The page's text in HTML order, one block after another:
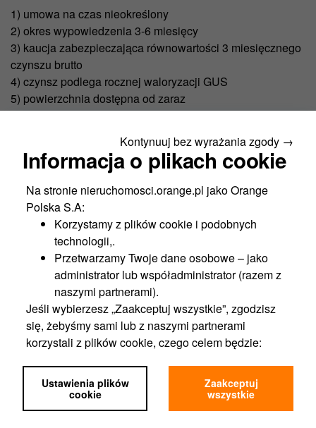
1) umowa na czas nieokreślony
2) okres wypowiedzenia 3-6 miesięcy
3) kaucja zabezpieczająca równowartości 3 miesięcznego
czynszu brutto
4) czynsz podlega rocznej waloryzacji GUS
5) powierzchnia dostępna od zaraz
6) warunki umowy do indywidualnego ustalenia
Zapraszamy. Z przyjemnością udzielimy szerszych
informacji.
Niniejsze materiały nie stanowią oferty w rozumieniu przepisów Kodeksu
Cywilnego, ani też części takiej oferty lub jakiejkolwiek umowy. Wszelkie
informacje zawarte w materiałach zostały podane w dobrej wierze, nie
mogą być jednakże traktowane, jako oświadczenia lub zapewnienia, co
do jakichkolwiek okoliczności.
Nowości
Nowość
Kontynuuj bez wyrażania zgody →
Informacja o plikach cookie
Na stronie nieruchomosci.orange.pl jako Orange
Polska S.A:
Korzystamy z plików cookie i podobnych
technologii,.
Przetwarzamy Twoje dane osobowe – jako
administrator lub współadministrator (razem z
naszymi partnerami).
Jeśli wybierzesz „Zaakceptuj wszystkie”, zgodzisz
się, żebyśmy sami lub z naszymi partnerami
korzystali z plików cookie, czego celem będzie:
Analityka,
Marketing,
Personalizacja.
Ustawienia plików
cookie
Zaakceptuj
wszystkie